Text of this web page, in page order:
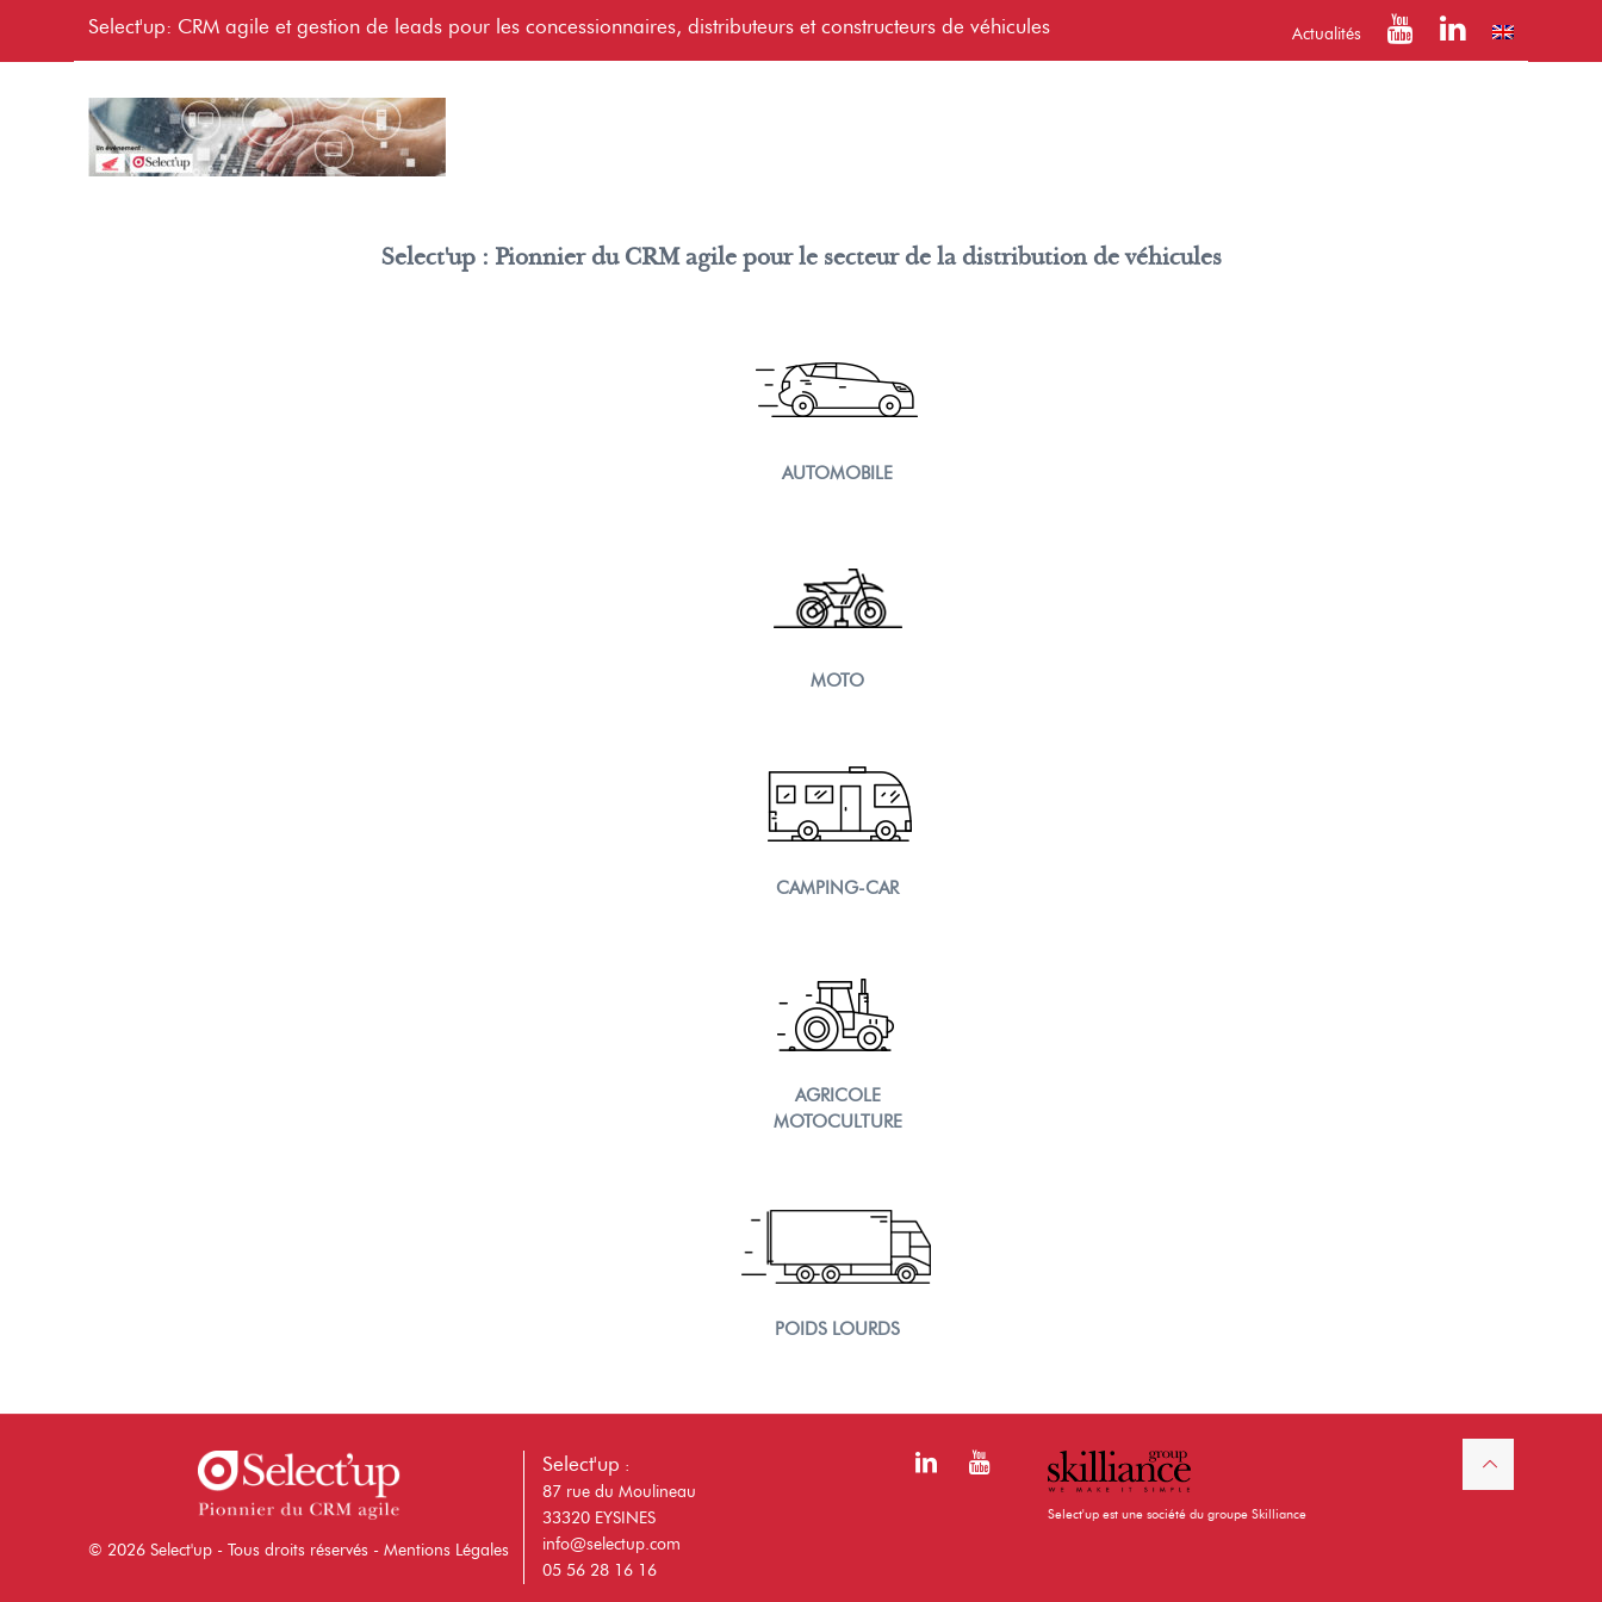
Select'up: CRM agile et gestion de leads pour les concessionnaires, distributeurs et constructeurs de véhicules Actualités
Select'up : Pionnier du CRM agile pour le secteur de la distribution de véhicules
AUTOMOBILE
MOTO
CAMPING-CAR
AGRICOLE
MOTOCULTURE
POIDS LOURDS
© 2026 Select'up - Tous droits réservés -Mentions Légales
Select'up :
87 rue du Moulineau
33320 EYSINES
info@selectup.com
05 56 28 16 16
Select'up est une société du groupe Skilliance